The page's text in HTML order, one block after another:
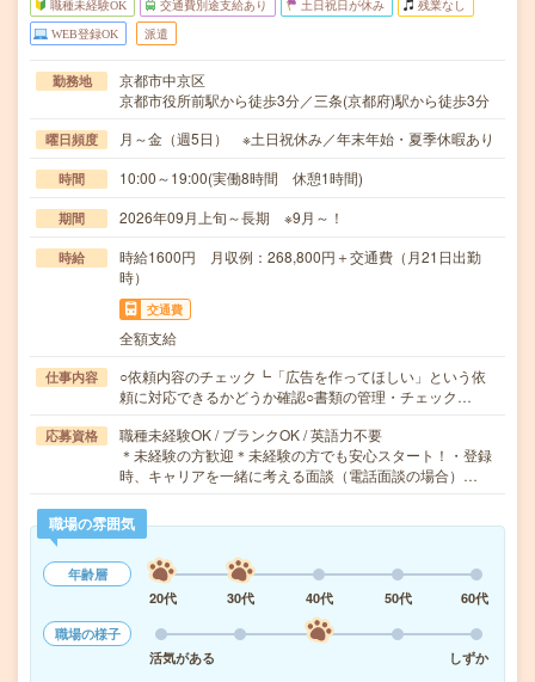
職種未経験OK 交通費別途支給あり 土日祝日が休み 残業なし
WEB登録OK 派遣
勤務地
京都市中京区
京都市役所前駅から徒歩3分／三条(京都府)駅から徒歩3分
曜日頻度 月～金（週5日） ※土日祝休み／年末年始・夏季休暇あり
時間 10:00～19:00(実働8時間 休憩1時間)
期間 2026年09月上旬～長期 ※9月～！
時給
時給1600円 月収例：268,800円＋交通費（月21日出勤
時）
交通費
全額支給
仕事内容
○依頼内容のチェック┗「広告を作ってほしい」という依
頼に対応できるかどうか確認○書類の管理・チェック…
応募資格
職種未経験OK / ブランクOK / 英語力不要
＊未経験の方歓迎＊未経験の方でも安心スタート！・登録
時、キャリアを一緒に考える面談（電話面談の場合）…
職場の雰囲気
年齢層
20代
30代 40代 50代
60代
職場の様子
活気がある
しずか